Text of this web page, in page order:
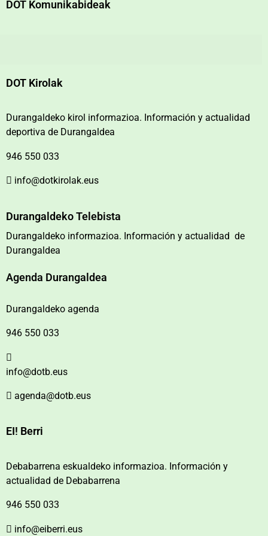
DOT Komunikabideak
DOT Kirolak
Durangaldeko kirol informazioa. Información y actualidad
deportiva de Durangaldea
946 550 033
info@dotkirolak.eus
Durangaldeko Telebista
Durangaldeko informazioa. Información y actualidad de
Durangaldea
Agenda Durangaldea
Durangaldeko agenda
946 550 033
info@dotb.eus
agenda@dotb.eus
EI! Berri
Debabarrena eskualdeko informazioa. Información y
actualidad de Debabarrena
946 550 033
info@eiberri.eus